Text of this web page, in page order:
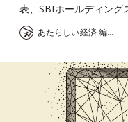
表、SBIホールディン
あたらしい経済 編集部